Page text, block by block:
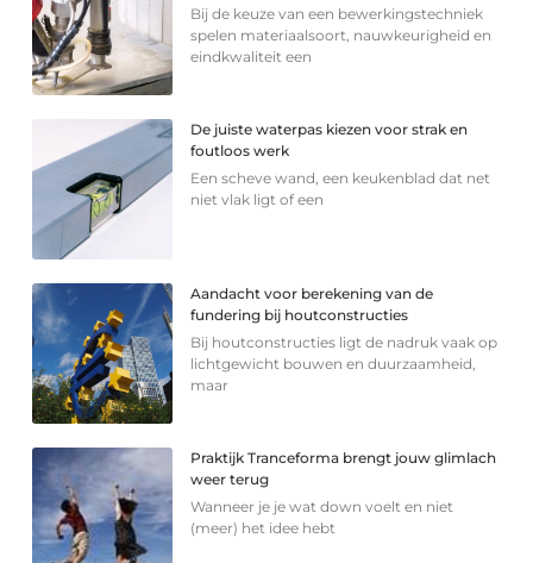
Bij de keuze van een bewerkingstechniek
spelen materiaalsoort, nauwkeurigheid en
eindkwaliteit een
De juiste waterpas kiezen voor strak en
foutloos werk
Een scheve wand, een keukenblad dat net
niet vlak ligt of een
Aandacht voor berekening van de
fundering bij houtconstructies
Bij houtconstructies ligt de nadruk vaak op
lichtgewicht bouwen en duurzaamheid,
maar
Praktijk Tranceforma brengt jouw glimlach
weer terug
Wanneer je je wat down voelt en niet
(meer) het idee hebt